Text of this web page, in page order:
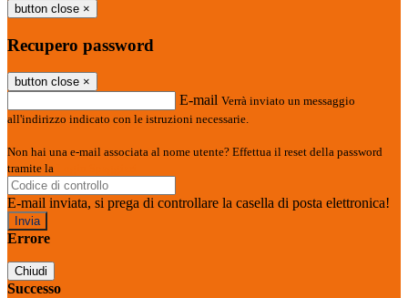
button close ×
Recupero password
button close ×
E-mail Verrà inviato un messaggio
all'indirizzo indicato con le istruzioni necessarie.
Non hai una e-mail associata al nome utente? Effettua il reset della password
tramite la
E-mail inviata, si prega di controllare la casella di posta elettronica!
Errore
Chiudi
Successo